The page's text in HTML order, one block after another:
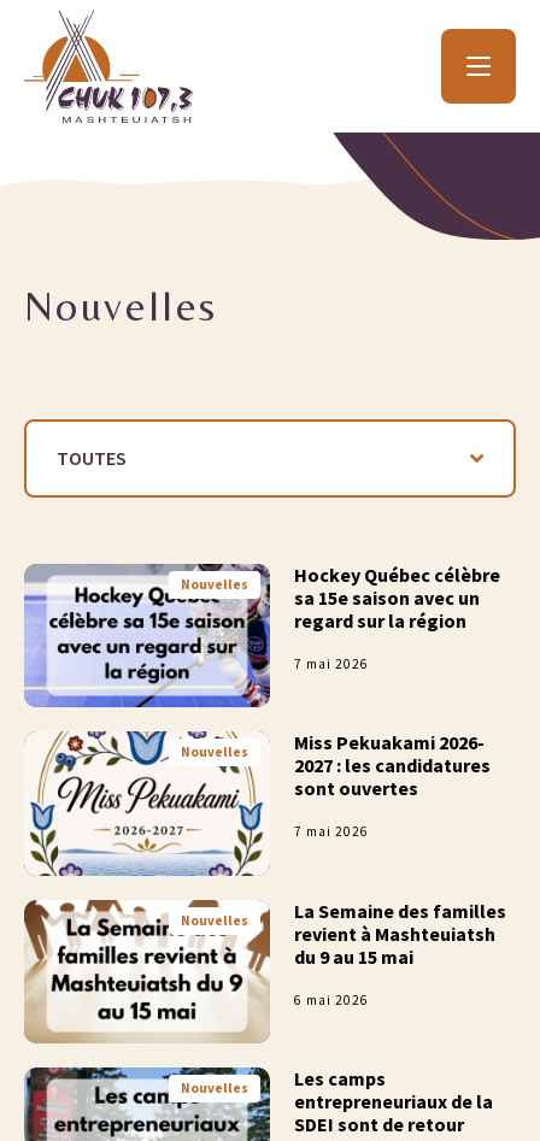
Nouvelles
Nouvelles
Hockey Québec célèbre
sa 15e saison avec un
regard sur la région
7 mai 2026
Nouvelles
Miss Pekuakami 2026-
2027 : les candidatures
sont ouvertes
7 mai 2026
Nouvelles
La Semaine des familles
revient à Mashteuiatsh
du 9 au 15 mai
6 mai 2026
Nouvelles
Les camps
entrepreneuriaux de la
SDEI sont de retour